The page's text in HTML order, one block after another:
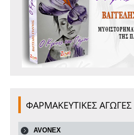
ΦΑΡΜΑΚΕΥΤΙΚΕΣ ΑΓΩΓΕΣ
AVONEX